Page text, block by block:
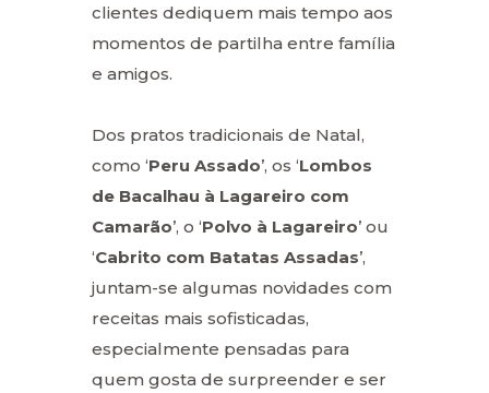
clientes dediquem mais tempo aos
momentos de partilha entre família
e amigos.
Dos pratos tradicionais de Natal,
como ‘Peru Assado’, os ‘Lombos
de Bacalhau à Lagareiro com
Camarão’, o ‘Polvo à Lagareiro’ ou
‘Cabrito com Batatas Assadas’,
juntam-se algumas novidades com
receitas mais sofisticadas,
especialmente pensadas para
quem gosta de surpreender e ser